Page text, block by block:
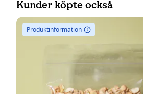
Kunder köpte också
Produktinformation